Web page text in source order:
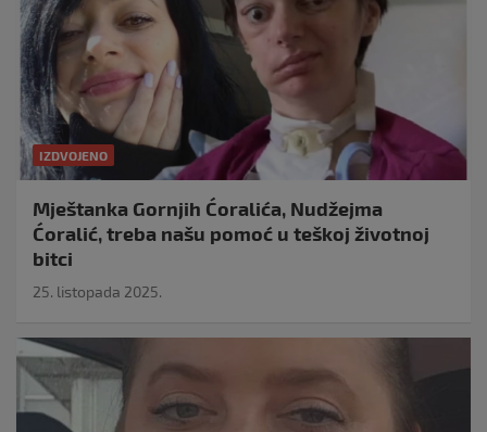
IZDVOJENO
Mještanka Gornjih Ćoralića, Nudžejma
Ćoralić, treba našu pomoć u teškoj životnoj
bitci
25. listopada 2025.